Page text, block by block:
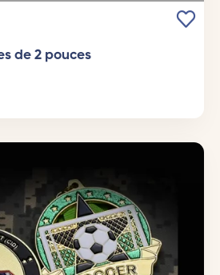
de 2 pouces